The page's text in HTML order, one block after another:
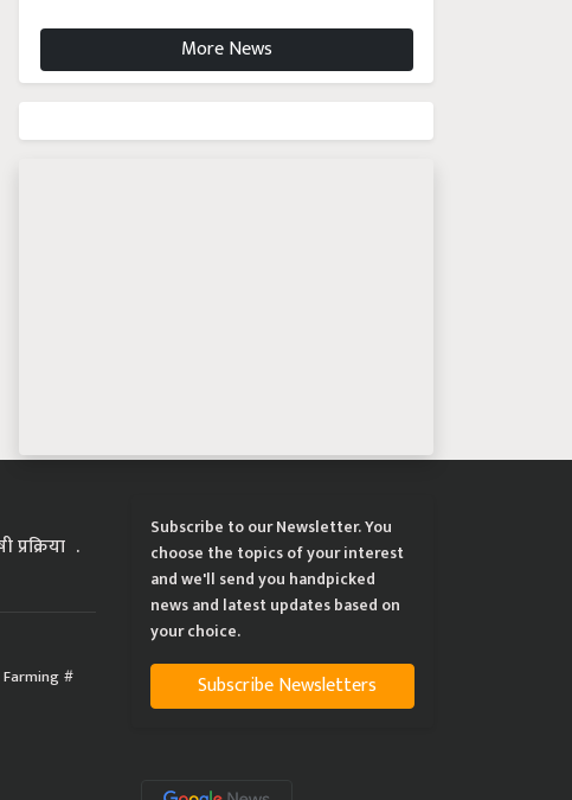
More News
प्रक्रिया
Farming
Subscribe to our Newsletter. You
choose the topics of your interest
and we'll send you handpicked
news and latest updates based on
your choice.
Subscribe Newsletters